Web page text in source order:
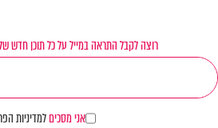
רוצה לקבל התראה במייל על כל תוכן חדש
אני מסכיםלמדיניות